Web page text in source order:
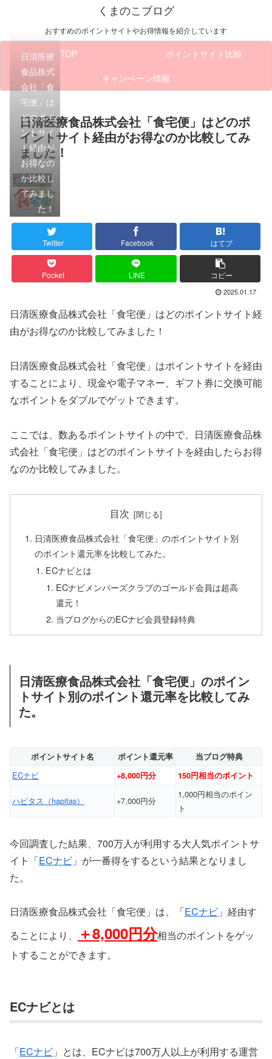
くまのこブログ
おすすめのポイントサイトやお得情報を紹介しています
TOP
ポイントサイト比較
キャンペーン情報
日清医療食品株式会社「食宅便」はどのポ
イントサイト経由がお得なのか比較してみ
ました！
ポイントサイト比較
日清医療
食品株式
会社「食
宅便」は
どのポイ
ントサイ
ト経由が
お得なの
か比較し
てみまし
た！
Twitter Facebook はてブ
Pocket LINE コピー
2025.01.17
日清医療食品株式会社「食宅便」はどのポイントサイト経
由がお得なのか比較してみました！
日清医療食品株式会社「食宅便」はポイントサイトを経由
することにより、現金や電子マネー、ギフト券に交換可能
なポイントをダブルでゲットできます。
ここでは、数あるポイントサイトの中で、日清医療食品株
式会社「食宅便」はどのポイントサイトを経由したらお得
なのか比較してみました。
目次
日清医療食品株式会社「食宅便」のポイントサイト別
のポイント還元率を比較してみた。
ECナビとは
ECナビメンバーズクラブのゴールド会員は超高
還元！
当ブログからのECナビ会員登録特典
日清医療食品株式会社「食宅便」のポイン
トサイト別のポイント還元率を比較してみ
た。
ポイントサイト名 ポイント還元率 当ブログ特典
ECナビ +8,000円分 150円相当のポイント
ハピタス（hapitas） +7,000円分
1,000円相当のポイン
ト
今回調査した結果、700万人が利用する大人気ポイントサ
イト「ECナビ 」が一番得をするという結果となりまし
た。
日清医療食品株式会社「食宅便」は、「ECナビ 」経由す
ることにより、
＋8,000円分相当のポイントをゲッ
トすることができます。
ECナビとは
「ECナビ 」とは、ECナビは700万人以上が利用する運営